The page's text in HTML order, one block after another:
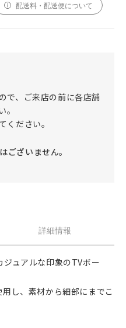
詳細情報
ュアルな印象のTVボー
し、素材から細部にまでこ
配送料・配送便について
で、ご来店の前に各店舗
ださい。
ございません。